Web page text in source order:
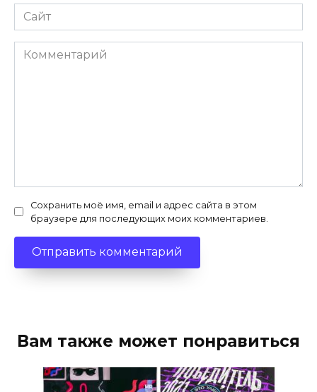
Сайт
Комментарий
Сохранить моё имя, email и адрес сайта в этом
браузере для последующих моих комментариев.
Вам также может понравиться